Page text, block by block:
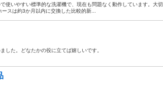
使いやすい標準的な洗濯機で、現在も問題なく動作しています。大切
スは約3か月以内に交換した比較的新...
した。どなたかの役に立てば嬉しいです。